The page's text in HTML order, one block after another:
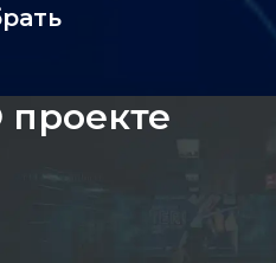
проекте